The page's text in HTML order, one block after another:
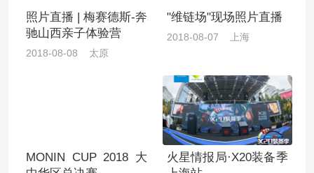
照片直播 | 梅赛德斯-奔
驰山西亲子体验营
2018-08-08 太原
"维链场"现场照片直播
2018-08-07 上海
MONIN CUP 2018 大
火星情报局·X20装备季